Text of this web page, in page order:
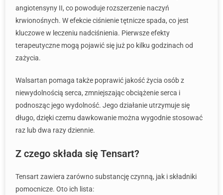
angiotensyny II, co powoduje rozszerzenie naczyń
krwionośnych. W efekcie ciśnienie tętnicze spada, co jest
kluczowe w leczeniu nadciśnienia. Pierwsze efekty
terapeutyczne mogą pojawić się już po kilku godzinach od
zażycia.
Walsartan pomaga także poprawić jakość życia osób z
niewydolnością serca, zmniejszając obciążenie serca i
podnosząc jego wydolność. Jego działanie utrzymuje się
długo, dzięki czemu dawkowanie można wygodnie stosować
raz lub dwa razy dziennie.
Z czego składa się Tensart?
Tensart zawiera zarówno substancję czynną, jak i składniki
pomocnicze. Oto ich lista: